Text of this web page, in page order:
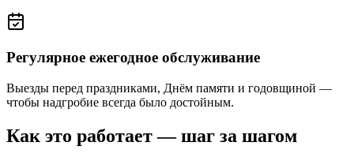
Регулярное ежегодное обслуживание
Выезды перед праздниками, Днём памяти и годовщиной —
чтобы надгробие всегда было достойным.
Как это работает — шаг за шагом